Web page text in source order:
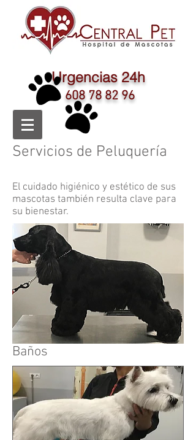
Urgencias 24h
608 78 82 96
Servicios de Peluquería
El cuidado higiénico y estético de sus
mascotas también resulta clave para
su bienestar.
Baños